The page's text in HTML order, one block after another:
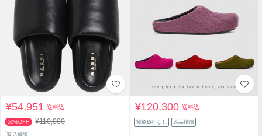
¥54,951送料込
50%OFF ¥110,000
返品補償
¥120,300送料込
関税負担なし 返品補償